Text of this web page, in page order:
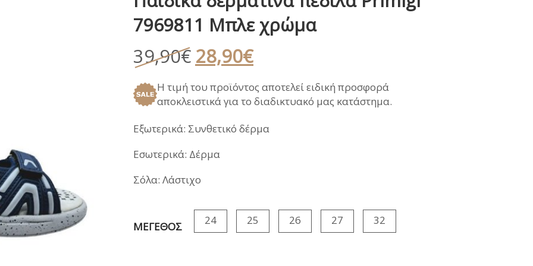
ΠΑΝΤΟΦΛΕΣ ΧΕΙΜΩΝΑΣ
7969811 Μπλε χρώμα
39,90€ Original
price
was:
39,90€.
28,90€Η
τρέχουσα
τιμή
είναι:
28,90€.
Η τιμή του προϊόντος αποτελεί ειδική προσφορά
αποκλειστικά για το διαδικτυακό μας κατάστημα.
Εξωτερικά: Συνθετικό δέρμα
Εσωτερικά: Δέρμα
Σόλα: Λάστιχο
ΜΕΓΕΘΟΣ 24 25 26 27 32